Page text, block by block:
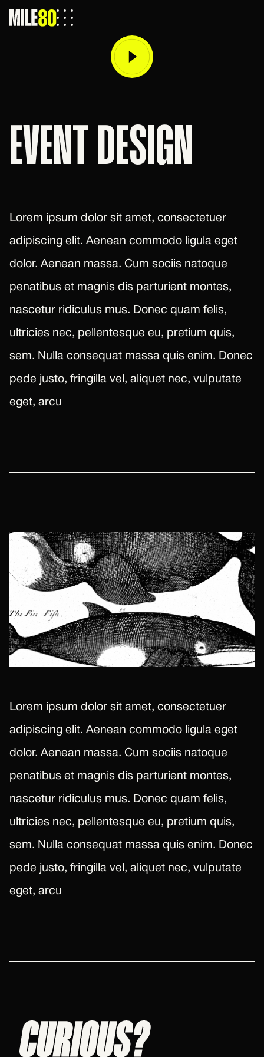
EVENT DESIGN
Lorem ipsum dolor sit amet, consectetuer
adipiscing elit. Aenean commodo ligula eget
dolor. Aenean massa. Cum sociis natoque
penatibus et magnis dis parturient montes,
nascetur ridiculus mus. Donec quam felis,
ultricies nec, pellentesque eu, pretium quis,
sem. Nulla consequat massa quis enim. Donec
pede justo, fringilla vel, aliquet nec, vulputate
eget, arcu
Lorem ipsum dolor sit amet, consectetuer
adipiscing elit. Aenean commodo ligula eget
dolor. Aenean massa. Cum sociis natoque
penatibus et magnis dis parturient montes,
nascetur ridiculus mus. Donec quam felis,
ultricies nec, pellentesque eu, pretium quis,
sem. Nulla consequat massa quis enim. Donec
pede justo, fringilla vel, aliquet nec, vulputate
eget, arcu